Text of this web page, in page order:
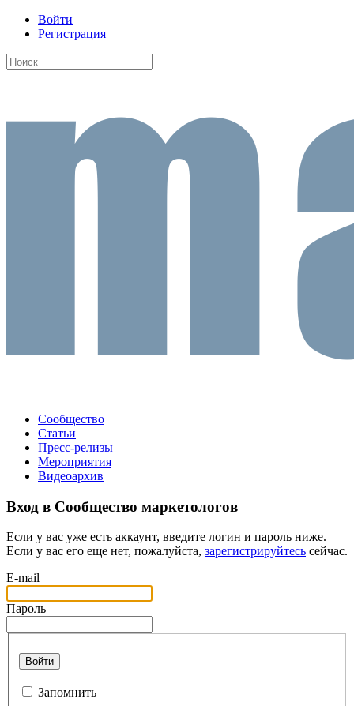
Войти
Регистрация
Сообщество
Статьи
Пресс-релизы
Мероприятия
Видеоархив
Вход в Сообщество маркетологов
Если у вас уже есть аккаунт, введите логин и пароль ниже.
Если у вас его еще нет, пожалуйста, зарегистрируйтесь сейчас.
E-mail
Пароль
Войти
Запомнить